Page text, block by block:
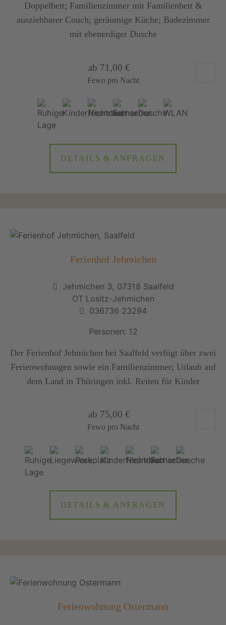
Doppelbett; Familienzimmer mit Familienbett &
ausziehbarer Couch; geräumige Küche; Badezimmer
mit ebenerdiger Dusche
ab 71,00 €
Fewo pro Nacht
DETAILS & ANFRAGEN
Ferienhof Jehmichen
Jehmichen 3, 07318 Saalfeld
OT Lositz-Jehmichen
036736 23294
Personen: 12
Der Ferienhof Jehmichen bei Saalfeld verfügt über zwei
Ferienwohnugen sowie ein Familienzimmer; Urlaub auf
dem Land in Thüringen inkl. Reiten für Kinder
ab 75,00 €
Fewo pro Nacht
DETAILS & ANFRAGEN
Ferienwohnung Ostermann